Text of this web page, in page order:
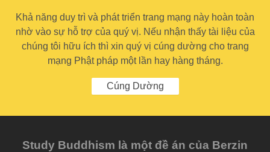
Khả năng duy trì và phát triển trang mạng này hoàn toàn
nhờ vào sự hỗ trợ của quý vị. Nếu nhận thấy tài liệu của
chúng tôi hữu ích thì xin quý vị cúng dường cho trang
mạng Phật pháp một lần hay hàng tháng.
Cúng Dường
Study Buddhism là một đề án của Berzin